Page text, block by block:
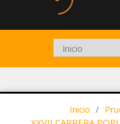
Inicio /